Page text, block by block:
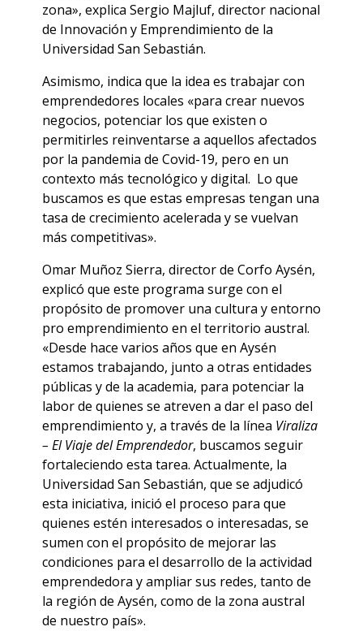
zona», explica Sergio Majluf, director nacional
de Innovación y Emprendimiento de la
Universidad San Sebastián.
Asimismo, indica que la idea es trabajar con
emprendedores locales «para crear nuevos
negocios, potenciar los que existen o
permitirles reinventarse a aquellos afectados
por la pandemia de Covid-19, pero en un
contexto más tecnológico y digital. Lo que
buscamos es que estas empresas tengan una
tasa de crecimiento acelerada y se vuelvan
más competitivas».
Omar Muñoz Sierra, director de Corfo Aysén,
explicó que este programa surge con el
propósito de promover una cultura y entorno
pro emprendimiento en el territorio austral.
«Desde hace varios años que en Aysén
estamos trabajando, junto a otras entidades
públicas y de la academia, para potenciar la
labor de quienes se atreven a dar el paso del
emprendimiento y, a través de la línea Viraliza
– El Viaje del Emprendedor, buscamos seguir
fortaleciendo esta tarea. Actualmente, la
Universidad San Sebastián, que se adjudicó
esta iniciativa, inició el proceso para que
quienes estén interesados o interesadas, se
sumen con el propósito de mejorar las
condiciones para el desarrollo de la actividad
emprendedora y ampliar sus redes, tanto de
la región de Aysén, como de la zona austral
de nuestro país».